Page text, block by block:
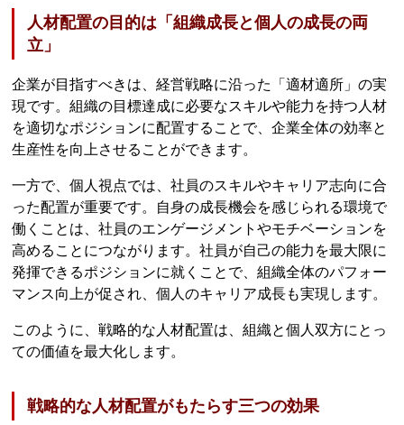
人材配置の目的は「組織成長と個人の成長の両
立」
企業が目指すべきは、経営戦略に沿った「適材適所」の実
現です。組織の目標達成に必要なスキルや能力を持つ人材
を適切なポジションに配置することで、企業全体の効率と
生産性を向上させることができます。
一方で、個人視点では、社員のスキルやキャリア志向に合
った配置が重要です。自身の成長機会を感じられる環境で
働くことは、社員のエンゲージメントやモチベーションを
高めることにつながります。社員が自己の能力を最大限に
発揮できるポジションに就くことで、組織全体のパフォー
マンス向上が促され、個人のキャリア成長も実現します。
このように、戦略的な人材配置は、組織と個人双方にとっ
ての価値を最大化します。
戦略的な人材配置がもたらす三つの効果